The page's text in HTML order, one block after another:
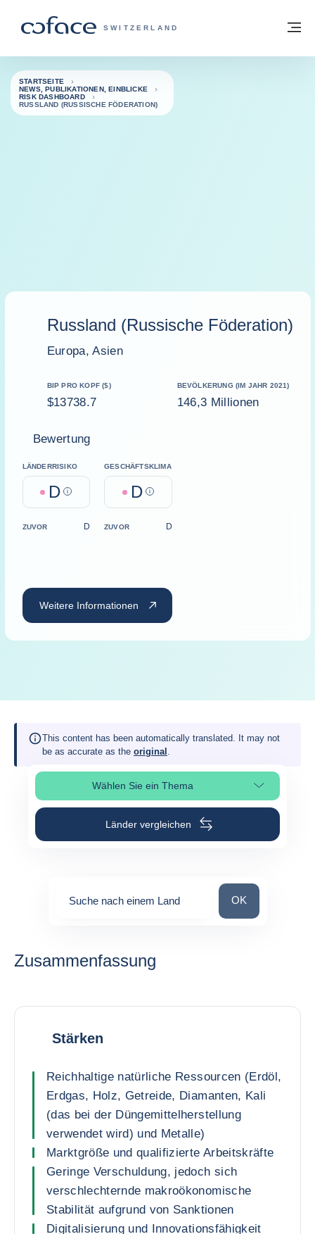
COFACE FOR TRADE - WEBSEITE DER
SWITZERLAND
Zurück zur Startseite
STARTSEITE
NEWS, PUBLIKATIONEN, EINBLICKE
RISK DASHBOARD
RUSSLAND (RUSSISCHE FÖDERATION)
Russland (Russische Föderation)
Europa, Asien
BIP PRO KOPF ($)
$13738.7
BEVÖLKERUNG (IM JAHR 2021)
146,3 Millionen
Bewertung
LÄNDERRISIKO
D Help
GESCHÄFTSKLIMA
D Help
ZUVOR D ZUVOR D
Weitere Informationen
This content has been automatically translated. It may not
be as accurate as the original .
Wählen Sie ein ThemaSeitenabschnitt auswählen
Länder vergleichen
Suche nach einem Land Suche nach
OK
Zusammenfassung
Stärken
Reichhaltige natürliche Ressourcen (Erdöl,
Erdgas, Holz, Getreide, Diamanten, Kali
(das bei der Düngemittelherstellung
verwendet wird) und Metalle)
Marktgröße und qualifizierte Arbeitskräfte
Geringe Verschuldung, jedoch sich
verschlechternde makroökonomische
Stabilität aufgrund von Sanktionen
Digitalisierung und Innovationsfähigkeit